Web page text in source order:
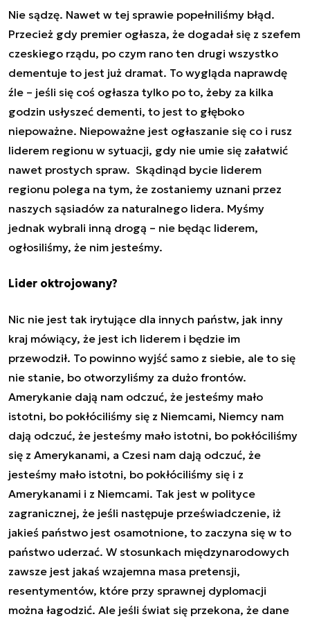
Nie sądzę. Nawet w tej sprawie popełniliśmy błąd.
Przecież gdy premier ogłasza, że dogadał się z szefem
czeskiego rządu, po czym rano ten drugi wszystko
dementuje to jest już dramat. To wygląda naprawdę
źle – jeśli się coś ogłasza tylko po to, żeby za kilka
godzin usłyszeć dementi, to jest to głęboko
niepoważne. Niepoważne jest ogłaszanie się co i rusz
liderem regionu w sytuacji, gdy nie umie się załatwić
nawet prostych spraw. Skądinąd bycie liderem
regionu polega na tym, że zostaniemy uznani przez
naszych sąsiadów za naturalnego lidera. Myśmy
jednak wybrali inną drogą – nie będąc liderem,
ogłosiliśmy, że nim jesteśmy.
Lider oktrojowany?
Nic nie jest tak irytujące dla innych państw, jak inny
kraj mówiący, że jest ich liderem i będzie im
przewodził. To powinno wyjść samo z siebie, ale to się
nie stanie, bo otworzyliśmy za dużo frontów.
Amerykanie dają nam odczuć, że jesteśmy mało
istotni, bo pokłóciliśmy się z Niemcami, Niemcy nam
dają odczuć, że jesteśmy mało istotni, bo pokłóciliśmy
się z Amerykanami, a Czesi nam dają odczuć, że
jesteśmy mało istotni, bo pokłóciliśmy się i z
Amerykanami i z Niemcami. Tak jest w polityce
zagranicznej, że jeśli następuje przeświadczenie, iż
jakieś państwo jest osamotnione, to zaczyna się w to
państwo uderzać. W stosunkach międzynarodowych
zawsze jest jakaś wzajemna masa pretensji,
resentymentów, które przy sprawnej dyplomacji
można łagodzić. Ale jeśli świat się przekona, że dane